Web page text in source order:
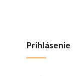
Prihlásenie